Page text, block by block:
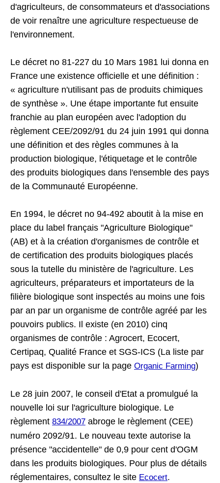
d'agriculteurs, de consommateurs et d'associations
de voir renaître une agriculture respectueuse de
l'environnement.
Le décret no 81-227 du 10 Mars 1981 lui donna en
France une existence officielle et une définition :
« agriculture n'utilisant pas de produits chimiques
de synthèse ». Une étape importante fut ensuite
franchie au plan européen avec l'adoption du
règlement CEE/2092/91 du 24 juin 1991 qui donna
une définition et des règles communes à la
production biologique, l'étiquetage et le contrôle
des produits biologiques dans l'ensemble des pays
de la Communauté Européenne.
En 1994, le décret no 94-492 aboutit à la mise en
place du label français "Agriculture Biologique"
(AB) et à la création d'organismes de contrôle et
de certification des produits biologiques placés
sous la tutelle du ministère de l'agriculture. Les
agriculteurs, préparateurs et importateurs de la
filière biologique sont inspectés au moins une fois
par an par un organisme de contrôle agréé par les
pouvoirs publics. Il existe (en 2010) cinq
organismes de contrôle : Agrocert, Ecocert,
Certipaq, Qualité France et SGS-ICS (La liste par
pays est disponible sur la page Organic Farming)
Le 28 juin 2007, le conseil d'Etat a promulgué la
nouvelle loi sur l'agriculture biologique. Le
règlement 834/2007 abroge le règlement (CEE)
numéro 2092/91. Le nouveau texte autorise la
présence "accidentelle" de 0,9 pour cent d'OGM
dans les produits biologiques. Pour plus de détails
réglementaires, consultez le site Ecocert.